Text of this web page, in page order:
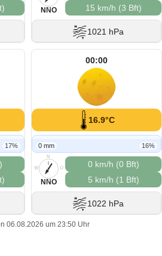
S
NNO
15 km/h (3 Bft)
1021 hPa
17%
00:00
16.9°C
0 mm 16%
N
O
S
W
NNO
0 km/h (0 Bft)
5 km/h (1 Bft)
1022 hPa
06.08.2026 um 23:50 Uhr